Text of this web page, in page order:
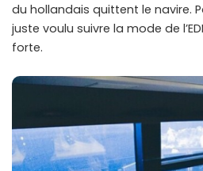
du hollandais quittent le navire.
juste voulu suivre la mode de
forte.